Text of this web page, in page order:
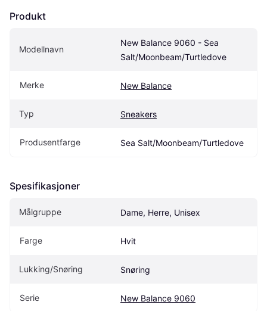
Produkt
Modellnavn
New Balance 9060 - Sea
Salt/Moonbeam/Turtledove
Merke New Balance
Typ Sneakers
Produsentfarge Sea Salt/Moonbeam/Turtledove
Spesifikasjoner
Målgruppe Dame, Herre, Unisex
Farge Hvit
Lukking/Snøring Snøring
Serie New Balance 9060